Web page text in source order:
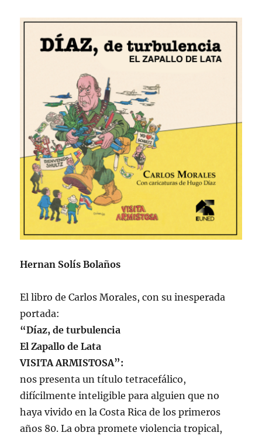
Hernan Solís Bolaños
El libro de Carlos Morales, con su inesperada
portada:
“Díaz, de turbulencia
El Zapallo de Lata
VISITA ARMISTOSA”:
nos presenta un título tetracefálico,
difícilmente inteligible para alguien que no
haya vivido en la Costa Rica de los primeros
años 80. La obra promete violencia tropical,